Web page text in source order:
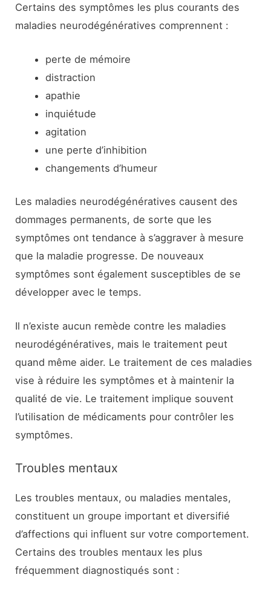
Certains des symptômes les plus courants des
maladies neurodégénératives comprennent :
perte de mémoire
distraction
apathie
inquiétude
agitation
une perte d’inhibition
changements d’humeur
Les maladies neurodégénératives causent des
dommages permanents, de sorte que les
symptômes ont tendance à s’aggraver à mesure
que la maladie progresse. De nouveaux
symptômes sont également susceptibles de se
développer avec le temps.
Il n’existe aucun remède contre les maladies
neurodégénératives, mais le traitement peut
quand même aider. Le traitement de ces maladies
vise à réduire les symptômes et à maintenir la
qualité de vie. Le traitement implique souvent
l’utilisation de médicaments pour contrôler les
symptômes.
Troubles mentaux
Les troubles mentaux, ou maladies mentales,
constituent un groupe important et diversifié
d’affections qui influent sur votre comportement.
Certains des troubles mentaux les plus
fréquemment diagnostiqués sont :